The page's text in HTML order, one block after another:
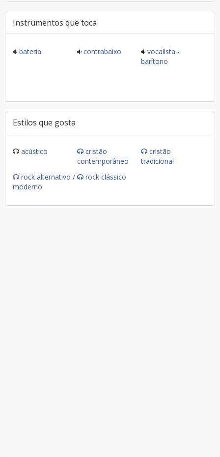
Instrumentos que toca
bateria contrabaixo
vocalista -
barítono
Estilos que gosta
acústico
cristão
contemporâneo
cristão
tradicional
rock alternativo /
moderno
rock clássico